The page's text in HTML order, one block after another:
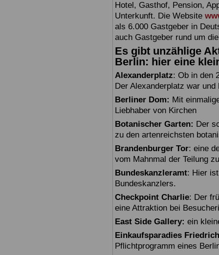
Hotel, Gasthof, Pension,
Unterkunft. Die Website
als 6.000 Gastgeber in
auch Gastgeber rund um
Es gibt unzählige
Berlin: hier eine
Alexanderplatz: Ob in den
Der Alexanderplatz war
Berliner Dom: Mit
Liebhaber von Kirchen
Botanischer Garten: Der
zu den artenreichsten
Brandenburger Tor: eine
vom Mahnmal der Teilung
Bundeskanzleramt: Hier
Bundeskanzlers.
Checkpoint Charlie: Der
eine Attraktion bei
East Side Gallery: ein
Einkaufsparadies
Pflichtprogramm eines